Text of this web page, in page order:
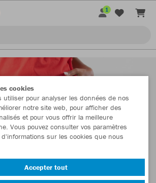
1
cookies
utiliser pour analyser les données de nos
notre site web, pour afficher des
et pour vous offrir la meilleure
Vous pouvez consulter vos paramètres
sur les cookies que nous
Accepter tout